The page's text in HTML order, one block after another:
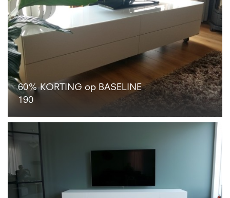
60% KORTING op BASELINE
190